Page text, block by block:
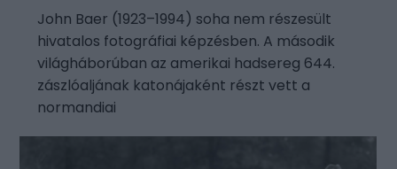
John Baer (1923–1994) soha nem részesült
hivatalos fotográfiai képzésben. A második
világháborúban az amerikai hadsereg 644.
zászlóaljának katonájaként részt vett a
normandiai